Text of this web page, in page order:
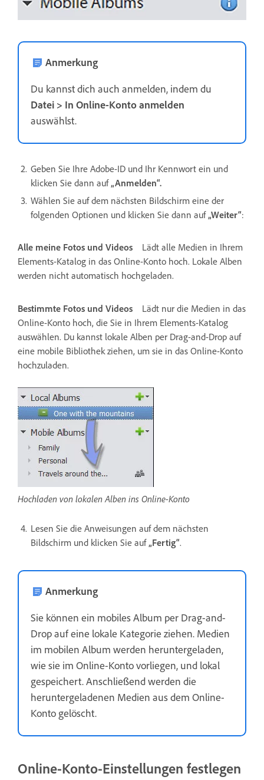
Anmerkung
Du kannst dich auch anmelden, indem du
Datei > In Online-Konto anmelden
auswählst.
Geben Sie Ihre Adobe-ID und Ihr Kennwort ein und
klicken Sie dann auf„Anmelden“.
Wählen Sie auf dem nächsten Bildschirm eine der
folgenden Optionen und klicken Sie dann auf „Weiter“:
Alle meine Fotos und Videos
Lädt alle Medien in Ihrem
Elements-Katalog in das Online-Konto hoch. Lokale Alben
werden nicht automatisch hochgeladen.
Bestimmte Fotos und Videos
Lädt nur die Medien in das
Online-Konto hoch, die Sie in Ihrem Elements-Katalog
auswählen. Du kannst lokale Alben per Drag-and-Drop auf
eine mobile Bibliothek ziehen, um sie in das Online-Konto
hochzuladen.
Hochladen von lokalen Alben ins Online-Konto
Lesen Sie die Anweisungen auf dem nächsten
Bildschirm und klicken Sie auf „Fertig“.
Anmerkung
Sie können ein mobiles Album per Drag-and-
Drop auf eine lokale Kategorie ziehen. Medien
im mobilen Album werden heruntergeladen,
wie sie im Online-Konto vorliegen, und lokal
gespeichert. Anschließend werden die
heruntergeladenen Medien aus dem Online-
Konto gelöscht.
Online-Konto-Einstellungen festlegen